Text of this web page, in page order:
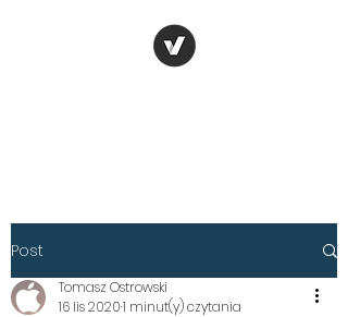
Post
Tomasz Ostrowski
16 lis 20201 minut(y) czytania